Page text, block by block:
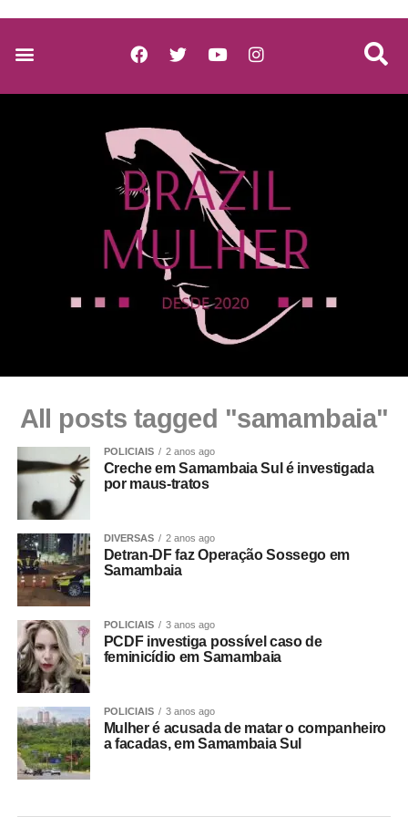
All posts tagged "samambaia"
POLICIAIS 2 anos ago
Creche em Samambaia Sul é investigada
por maus-tratos
DIVERSAS 2 anos ago
Detran-DF faz Operação Sossego em
Samambaia
POLICIAIS 3 anos ago
PCDF investiga possível caso de
feminicídio em Samambaia
POLICIAIS 3 anos ago
Mulher é acusada de matar o companheiro
a facadas, em Samambaia Sul